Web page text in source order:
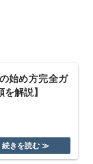
始め方完全ガ
解説】